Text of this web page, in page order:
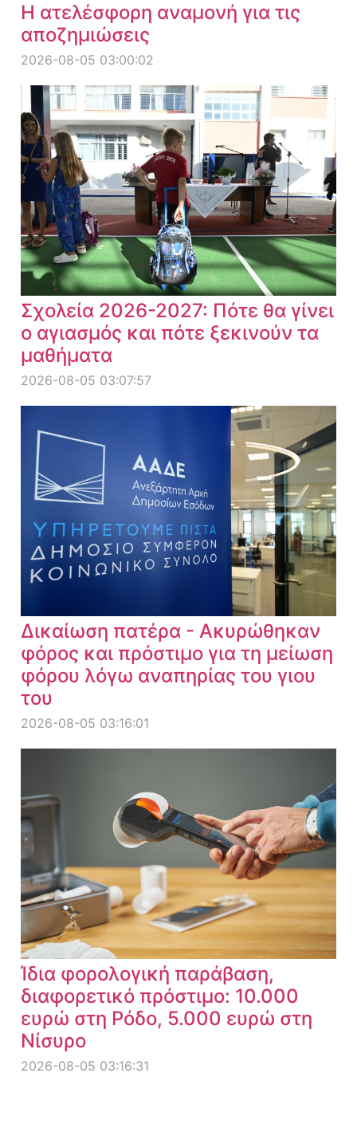
Η ατελέσφορη αναμονή για τις
αποζημιώσεις
2026-08-05 03:00:02
Σχολεία 2026-2027: Πότε θα γίνει
ο αγιασμός και πότε ξεκινούν τα
μαθήματα
2026-08-05 03:07:57
Δικαίωση πατέρα - Ακυρώθηκαν
φόρος και πρόστιμο για τη μείωση
φόρου λόγω αναπηρίας του γιου
του
2026-08-05 03:16:01
Ίδια φορολογική παράβαση,
διαφορετικό πρόστιμο: 10.000
ευρώ στη Ρόδο, 5.000 ευρώ στη
Νίσυρο
2026-08-05 03:16:31